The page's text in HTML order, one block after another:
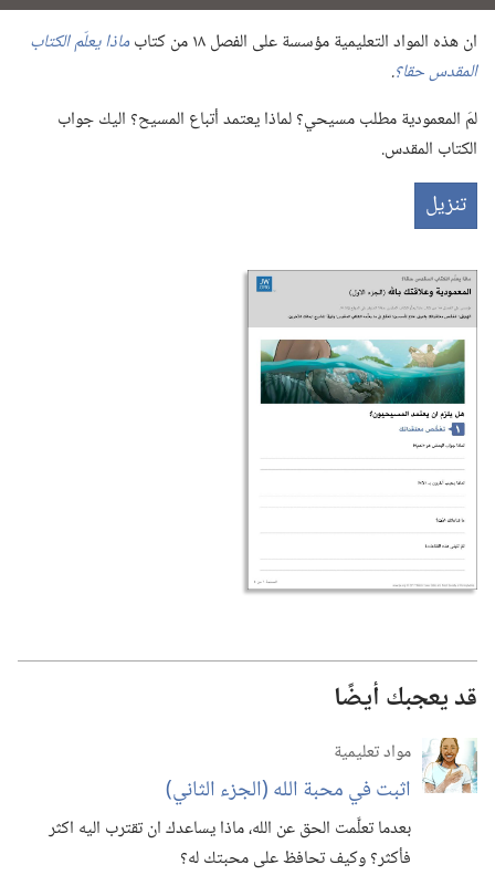
ان هذه المواد التعليمية مؤسسة على الفصل ١٨ من كتاب
ماذا يعلّم الكتاب
المقدس حقا؟‏‏.‏
لمَ المعمودية مطلب مسيحي؟‏ لماذا يعتمد أتباع المسيح؟‏ اليك جواب
الكتاب المقدس.‏
تنزيل
قد يعجبك أيضًا
مواد تعليمية
اثبت في محبة الله (‏الجزء الثاني)‏
بعدما تعلَّمت الحق عن الله،‏ ماذا يساعدك ان تقترب اليه اكثر
فأكثر؟‏ وكيف تحافظ على محبتك له؟‏